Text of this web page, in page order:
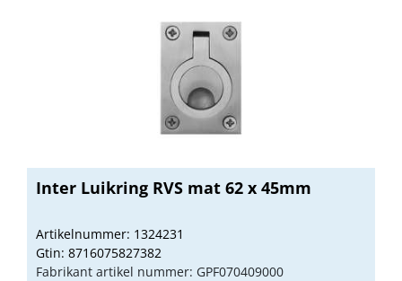
Inter Luikring RVS mat 62 x 45mm
Artikelnummer: 1324231
Gtin: 8716075827382
Fabrikant artikel nummer: GPF070409000